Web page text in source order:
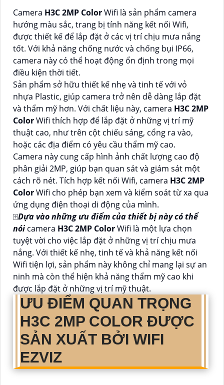
Camera H3C 2MP ColorWifi là sản phẩm camera
hướng màu sắc, trang bị tính năng kết nối Wifi,
được thiết kế để lắp đặt ở các vị trí chịu mưa nắng
tốt. Với khả năng chống nước và chống bụi IP66,
camera này có thể hoạt động ổn định trong mọi
điều kiện thời tiết.
Sản phẩm sở hữu thiết kế nhẹ và tinh tế với vỏ
nhựa Plastic, giúp camera trở nên dễ dàng lắp đặt
và thẩm mỹ hơn. Với chất liệu này, camera H3C 2MP
ColorWifi thích hợp để lắp đặt ở những vị trí mỹ
thuật cao, như trên cột chiếu sáng, cổng ra vào,
hoặc các địa điểm có yêu cầu thẩm mỹ cao.
Camera này cung cấp hình ảnh chất lượng cao độ
phân giải 2MP, giúp bạn quan sát và giám sát một
cách rõ nét. Tích hợp kết nối Wifi, camera H3C 2MP
ColorWifi cho phép bạn xem và kiểm soát từ xa qua
ứng dụng điện thoại di động của mình.
🀄Dựa vào những ưu điểm của thiết bị này có thể
nói camera H3C 2MP ColorWifi là một lựa chọn
tuyệt vời cho việc lắp đặt ở những vị trí chịu mưa
nắng. Với thiết kế nhẹ, tinh tế và khả năng kết nối
Wifi tiện lợi, sản phẩm này không chỉ mang lại sự an
ninh mà còn thể hiện khả năng thẩm mỹ cao khi
được lắp đặt ở những vị trí mỹ thuật.
ƯU ĐIỂM QUAN TRỌNG
H3C 2MP COLOR ĐƯỢC
SẢN XUẤT BỞI WIFI
EZVIZ